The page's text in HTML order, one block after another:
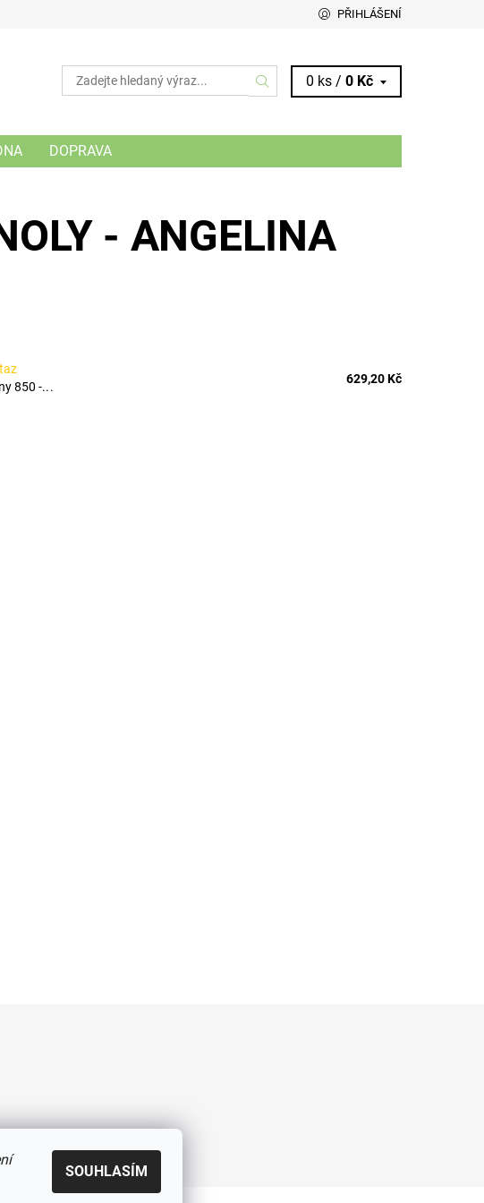
PŘIHLÁŠENÍ
0 ks /0 Kč
DOPRAVA
- ANGELINA
850 -...
629,20 Kč
SOUHLASÍM